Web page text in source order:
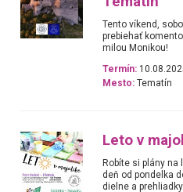
Tento víkend,
prebiehať
milou Monikou!
Termín:
Mesto: Tematín
Leto v
Robíte si plány na
deň od pondelka
dielne a